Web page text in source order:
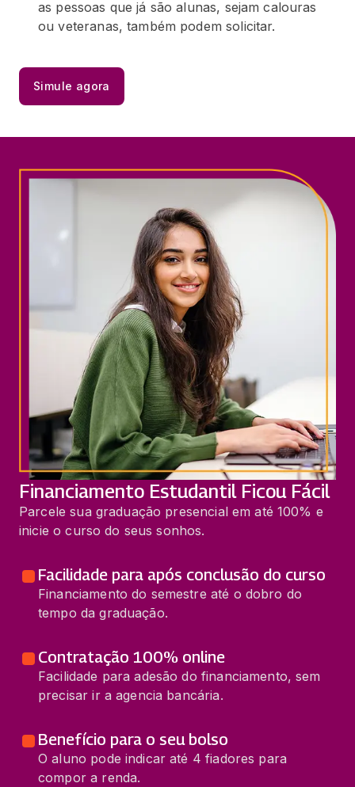
as pessoas que já são alunas, sejam calouras
ou veteranas, também podem solicitar.
Simule agora
Financiamento Estudantil Ficou Fácil
Parcele sua graduação presencial em até 100% e
inicie o curso do seus sonhos.
Facilidade para após conclusão do curso
Financiamento do semestre até o dobro do
tempo da graduação.
Contratação 100% online
Facilidade para adesão do financiamento, sem
precisar ir a agencia bancária.
Benefício para o seu bolso
O aluno pode indicar até 4 fiadores para
compor a renda.